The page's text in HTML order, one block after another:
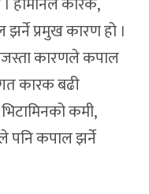
झर्ने प्रमुख कारण हो ।
कारणले कपाल
कारक बढी
कमी,
पनि कपाल झर्ने